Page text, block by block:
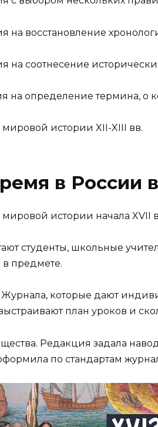
на восстановление
на соотнесение
на определение термина, о
мировой истории XII-XIII вв.
в России
мировой истории начала XVII
студенты, школьные
в предмете.
которые дают
план уроков и
Редакция задала
по стандартам